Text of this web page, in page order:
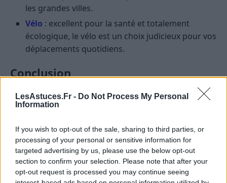
LesAstuces.Fr - Do Not Process My Personal
Information
If you wish to opt-out of the sale, sharing to third parties, or
processing of your personal or sensitive information for
targeted advertising by us, please use the below opt-out
section to confirm your selection. Please note that after your
opt-out request is processed you may continue seeing
les grandes villes.
Vélo : excellent pour la santé et totalement
écologique, le vélo est un choix judicieux pour vos
déplacements quotidiens.
Conclusion
La planification de trajet n’a plus de secret pour vous !
Avec les bons outils et nos conseils avisés, votre
d’être flexible et d’adapter votre itinéraire au gré des
circonstances pour des déplacements paisibles et
sécurisés.